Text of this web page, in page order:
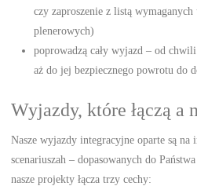
czy zaproszenie z listą
plenerowych)
poprowadzą cały wyjazd – od
aż do jej bezpiecznego powrotu do
Wyjazdy, które łączą a
Nasze wyjazdy integracyjne oparte są
scenariuszah – dopasowanych do
nasze projekty łącza trzy cechy: